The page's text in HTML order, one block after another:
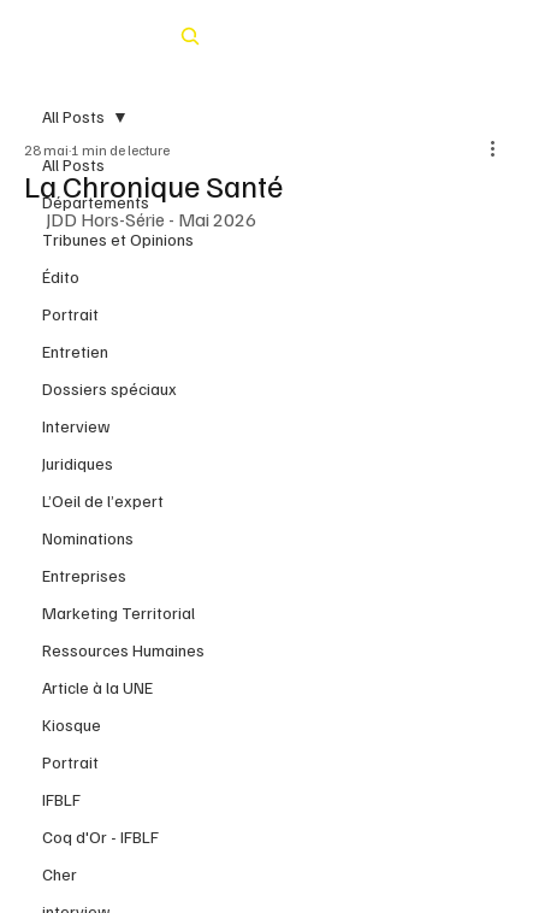
All Posts
Départements
Tribunes et Opinions
Édito
Portrait
Entretien
Dossiers spéciaux
Interview
Juridiques
L’Oeil de l’expert
Nominations
Entreprises
Marketing Territorial
Ressources Humaines
Article à la UNE
Kiosque
Portrait
IFBLF
Coq d'Or - IFBLF
Cher
All Posts
La Chronique Santé
28 mai 1 min de lecture
JDD Hors-Série - Mai 2026